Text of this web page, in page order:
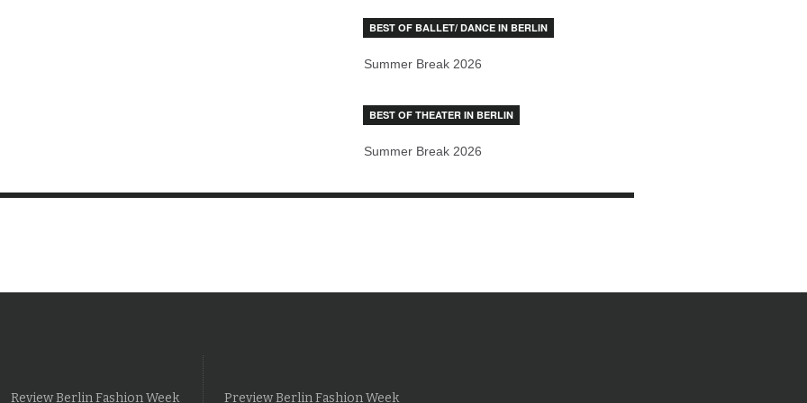
BEST OF BALLET/ DANCE IN BERLIN
Summer Break 2026
BEST OF THEATER IN BERLIN
Summer Break 2026
Review Berlin Fashion Week
Preview Berlin Fashion Week